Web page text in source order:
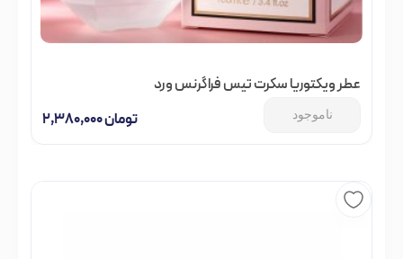
عطر ویکتوریا سکرت تیس فراگرنس ورد
تومان
ناموجود